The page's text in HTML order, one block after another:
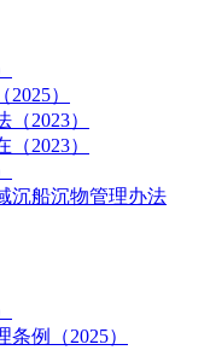
）
2023）
2023）
沉船沉物管理办法
例（2025）